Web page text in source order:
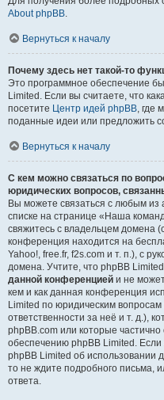
About phpBB.
Вернуться к началу
Почему здесь нет такой-то
Это программное обеспечение
Limited. Если вы считаете, что
посетите Центр идей phpBB, где
поданные идеи или предложить
Вернуться к началу
С кем можно связаться по
юридических вопросов,
Вы можете связаться с любым из
списке на странице «Наша
свяжитесь с владельцем домена
конференция находится на
Yahoo!, free.fr, f2s.com и т. п.), с
домена. Учтите, что phpBB Limited
данной конференцией и не
кем и как данная конференция
Limited по юридическим
ответственности за неё и т. д.),
phpBB.com или которые
обеспечению phpBB Limited.
phpBB Limited об использовании
то не ждите подробного письма,
ответа.